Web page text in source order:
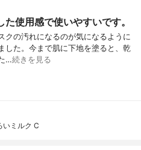
使用感で使いやすいです。
クの汚れになるのが気になるように
した。今まで肌に下地を塗ると、乾
…続きを見る
いミルク C